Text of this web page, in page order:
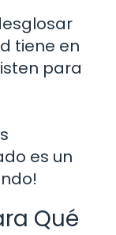
tiene en
para
es un
Qué